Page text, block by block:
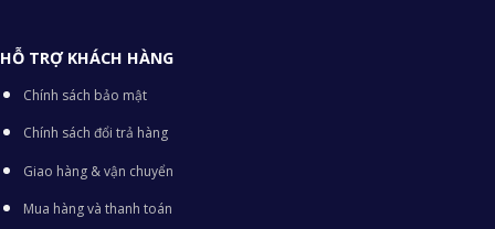
HỖ TRỢ KHÁCH HÀNG
Chính sách bảo mật
Chính sách đổi trả hàng
Giao hàng & vận chuyển
Mua hàng và thanh toán